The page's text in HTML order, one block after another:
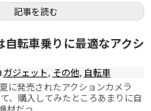
記事を読む
転車乗りに最適なアクシ
ガジェット, その他, 自転車
に発売されたアクションカメラ
、購入してみたところあまりに自